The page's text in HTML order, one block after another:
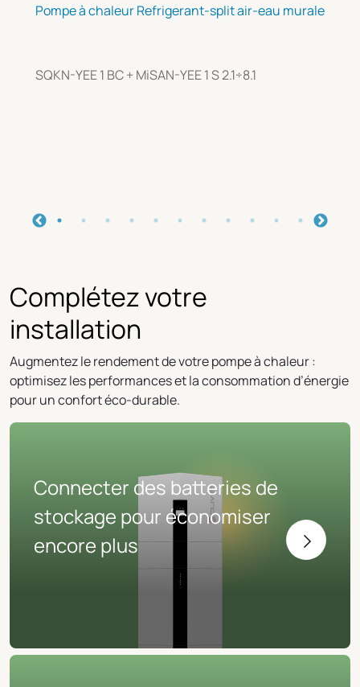
Pompe à chaleur Refrigerant-split air-eau murale
SQKN-YEE 1 BC + MiSAN-YEE 1 S 2.1÷8.1
Complétez votre
installation
Augmentez le rendement de votre pompe à chaleur :
optimisez les performances et la consommation d’énergie
pour un confort éco-durable.
Connecter des batteries de
stockage pour économiser
encore plus